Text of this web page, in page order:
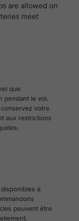
are allowed on
meet
que
pendant le vol.
votre
aux restrictions
à
peuvent être